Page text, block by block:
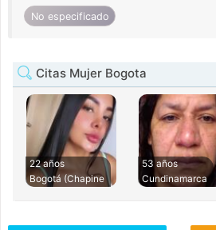
No especificado
Citas Mujer Bogota
22 años
Bogotá (Chapine
53 años
Cundinamarca